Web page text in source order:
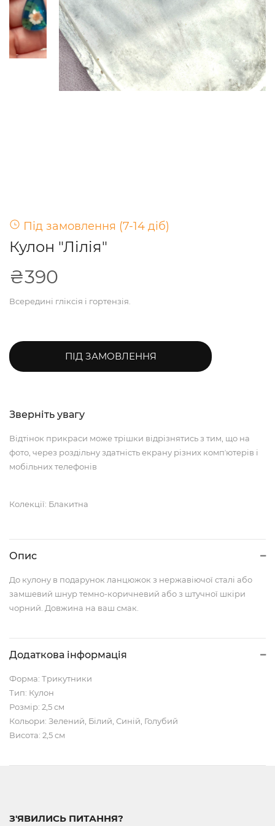
Під замовлення (7-14 діб)
Кулон "Лілія"
₴390
Всередині гліксія і гортензія.
ПІД ЗАМОВЛЕННЯ
Зверніть увагу
Відтінок прикраси може трішки відрізнятись з тим, що на
фото, через роздільну здатність екрану різних компʼютерів і
мобільних телефонів
Колекції: Блакитна
Опис
До кулону в подарунок ланцюжок з нержавіючої сталі або
замшевий шнур темно-коричневий або з штучної шкіри
чорний. Довжина на ваш смак.
Додаткова інформація
Форма: Трикутники
Тип: Кулон
Розмір: 2,5 см
Кольори: Зелений, Білий, Синій, Голубий
Висота: 2,5 см
З'ЯВИЛИСЬ ПИТАННЯ?